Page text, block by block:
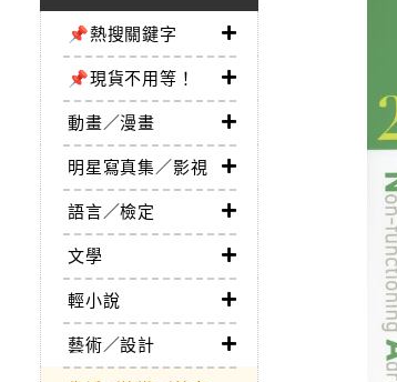
📌熱搜關鍵字
📌現貨不用等！
動畫／漫畫
明星寫真集／影視
語言／檢定
文學
輕小說
藝術／設計